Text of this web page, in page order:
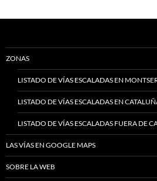
ZONAS
LISTADO DE VÍAS ESCALADAS EN
LISTADO DE VÍAS ESCALADAS EN
LISTADO DE VÍAS ESCALADAS FUERA DE
LAS VÍAS EN GOOGLE MAPS
SOBRE LA WEB